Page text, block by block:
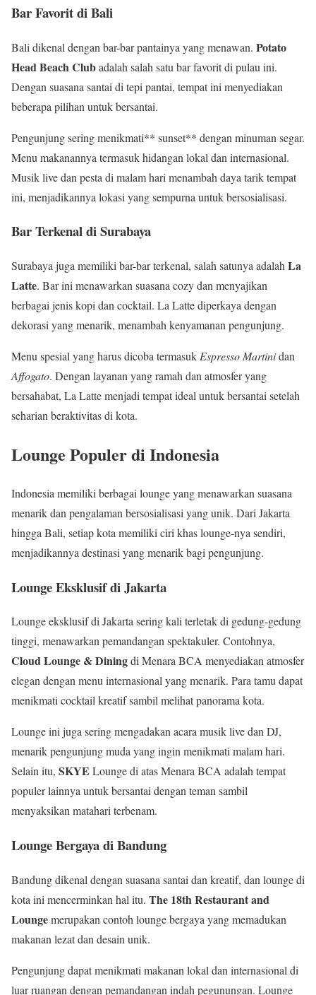
Bar Favorit di Bali
Bali dikenal dengan bar-bar pantainya yang menawan. Potato
Head Beach Clubadalah salah satu bar favorit di pulau ini.
Dengan suasana santai di tepi pantai, tempat ini menyediakan
beberapa pilihan untuk bersantai.
Pengunjung sering menikmati** sunset** dengan minuman segar.
Menu makanannya termasuk hidangan lokal dan internasional.
Musik live dan pesta di malam hari menambah daya tarik tempat
ini, menjadikannya lokasi yang sempurna untuk bersosialisasi.
Bar Terkenal di Surabaya
Surabaya juga memiliki bar-bar terkenal, salah satunya adalah La
Latte. Bar ini menawarkan suasana cozy dan menyajikan
berbagai jenis kopi dan cocktail. La Latte diperkaya dengan
dekorasi yang menarik, menambah kenyamanan pengunjung.
Menu spesial yang harus dicoba termasuk Espresso Martinidan
Affogato. Dengan layanan yang ramah dan atmosfer yang
bersahabat, La Latte menjadi tempat ideal untuk bersantai setelah
seharian beraktivitas di kota.
Lounge Populer di Indonesia
Indonesia memiliki berbagai lounge yang menawarkan suasana
menarik dan pengalaman bersosialisasi yang unik. Dari Jakarta
hingga Bali, setiap kota memiliki ciri khas lounge-nya sendiri,
menjadikannya destinasi yang menarik bagi pengunjung.
Lounge Eksklusif di Jakarta
Lounge eksklusif di Jakarta sering kali terletak di gedung-gedung
tinggi, menawarkan pemandangan spektakuler. Contohnya,
Cloud Lounge & Diningdi Menara BCA menyediakan atmosfer
elegan dengan menu internasional yang menarik. Para tamu dapat
menikmati cocktail kreatif sambil melihat panorama kota.
Lounge ini juga sering mengadakan acara musik live dan DJ,
menarik pengunjung muda yang ingin menikmati malam hari.
Selain itu, SKYE Lounge di atas Menara BCA adalah tempat
populer lainnya untuk bersantai dengan teman sambil
menyaksikan matahari terbenam.
Lounge Bergaya di Bandung
Bandung dikenal dengan suasana santai dan kreatif, dan lounge di
kota ini mencerminkan hal itu. The 18th Restaurant and
Loungemerupakan contoh lounge bergaya yang memadukan
makanan lezat dan desain unik.
Pengunjung dapat menikmati makanan lokal dan internasional di
luar ruangan dengan pemandangan indah pegunungan. Lounge